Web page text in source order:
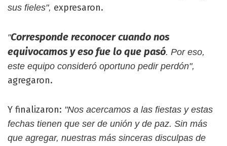
sus fieles", expresaron.
"Corresponde reconocer cuando nos
equivocamos y eso fue lo que pasó. Por eso,
este equipo consideró oportuno pedir perdón",
agregaron.
Y finalizaron: "Nos acercamos a las fiestas y estas
fechas tienen que ser de unión y de paz. Sin más
que agregar, nuestras más sinceras disculpas de